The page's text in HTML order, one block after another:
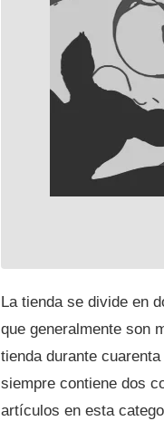
La tienda se divide en
que generalmente son
tienda durante
siempre contiene dos
artículos en esta